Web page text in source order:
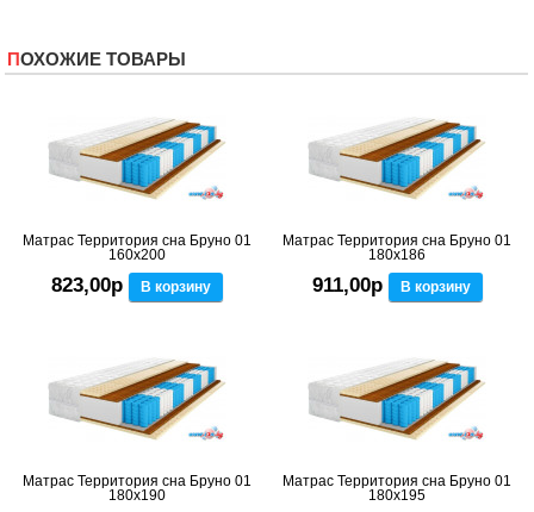
ПОХОЖИЕ ТОВАРЫ
Матрас Территория сна Бруно 01
160x200
823,00р В корзину
Матрас Территория сна Бруно 01
180x186
911,00р В корзину
Матрас Территория сна Бруно 01
180x190
Матрас Территория сна Бруно 01
180x195